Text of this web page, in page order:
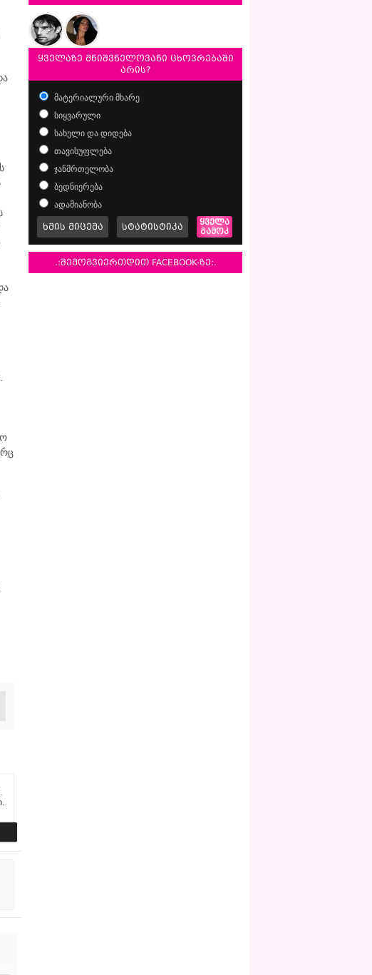
ყველაზე მნიშვნელოვანი ცხოვრებაში
არის?
მატერიალური მხარე
სიყვარული
სახელი და დიდება
თავისუფლება
ჯანმრთელობა
ბედნიერება
ადამიანობა
ხმის მიცემა სტატისტიკა
ყველა
გამოკ
.:შემოგვიერთდით FACEBOOK-ზე:.